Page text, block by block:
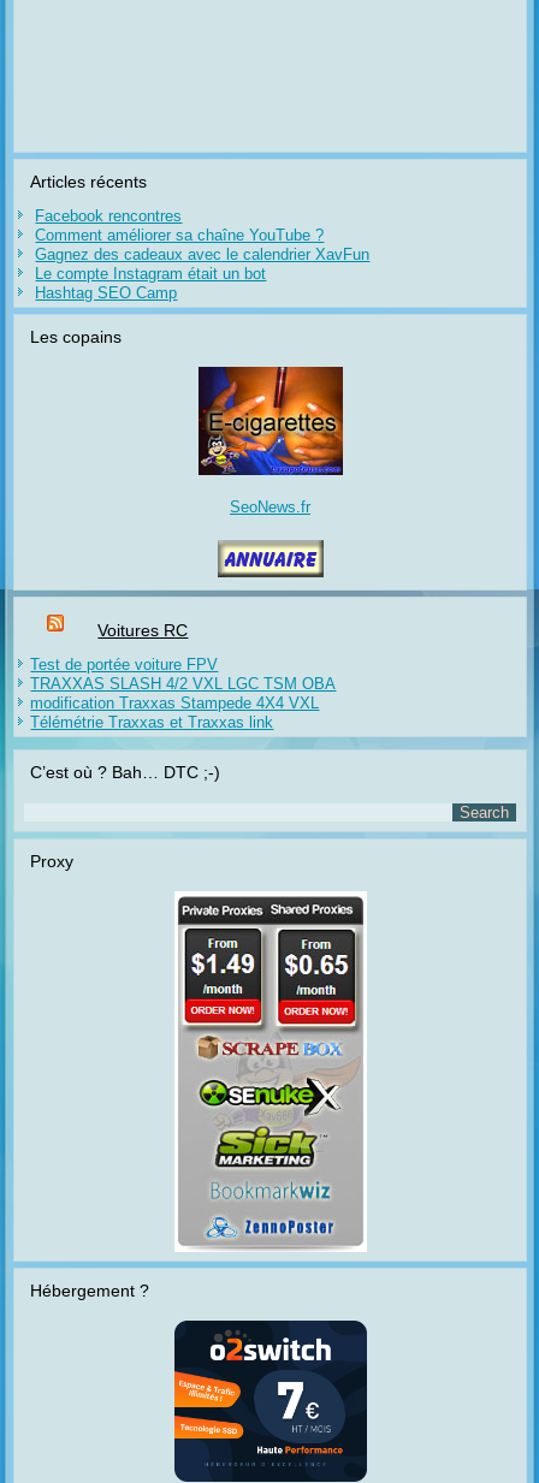
Articles récents
Facebook rencontres
Comment améliorer sa chaîne YouTube ?
Gagnez des cadeaux avec le calendrier XavFun
Le compte Instagram était un bot
Hashtag SEO Camp
Les copains
SeoNews.fr
Voitures RC
Test de portée voiture FPV
TRAXXAS SLASH 4/2 VXL LGC TSM OBA
modification Traxxas Stampede 4X4 VXL
Télémétrie Traxxas et Traxxas link
C’est où ? Bah… DTC ;-)
Proxy
Hébergement ?